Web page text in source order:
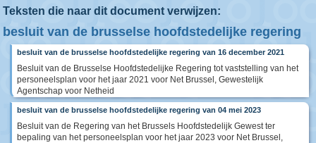
Teksten die naar dit document verwijzen:
besluit van de brusselse hoofdstedelijke regering
besluit van de brusselse hoofdstedelijke regering van 16 december 2021
Besluit van de Brusselse Hoofdstedelijke Regering tot vaststelling van het
personeelsplan voor het jaar 2021 voor Net Brussel, Gewestelijk
Agentschap voor Netheid
besluit van de brusselse hoofdstedelijke regering van 04 mei 2023
Besluit van de Regering van het Brussels Hoofdstedelijk Gewest ter
bepaling van het personeelsplan voor het jaar 2023 voor Net Brussel,